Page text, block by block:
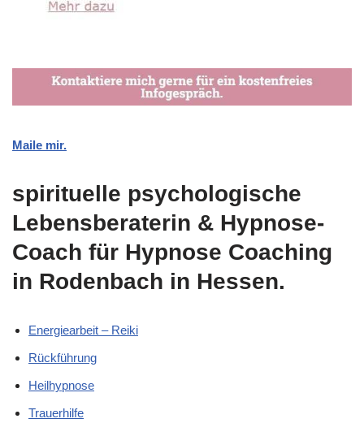
Maile mir.
spirituelle psychologische
Lebensberaterin & Hypnose-
Coach für Hypnose Coaching
in Rodenbach in Hessen.
Energiearbeit – Reiki
Rückführung
Heilhypnose
Trauerhilfe